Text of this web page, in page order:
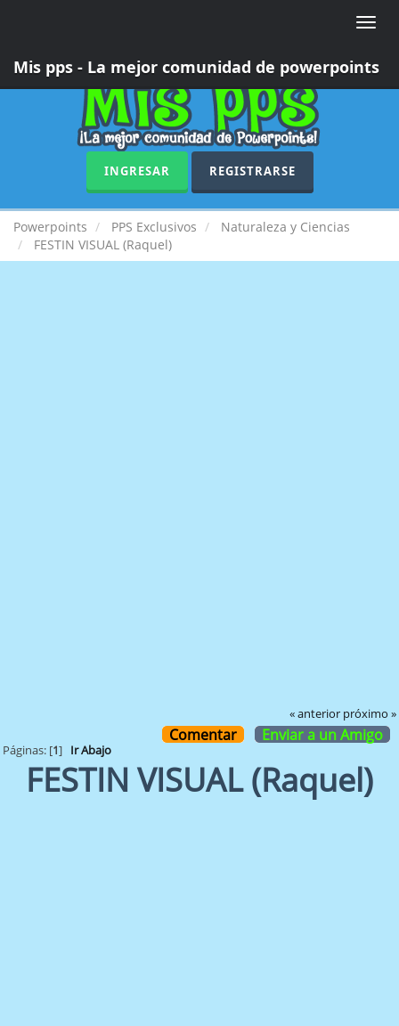
Toggle
Mis pps - La mejor comunidad de powerpoints
INGRESAR REGISTRARSE
Powerpoints PPS Exclusivos
Naturaleza y Ciencias
FESTIN VISUAL (Raquel)
« anterior próximo »
Comentar Enviar a un Amigo
Páginas: [1] Ir Abajo
FESTIN VISUAL (Raquel)